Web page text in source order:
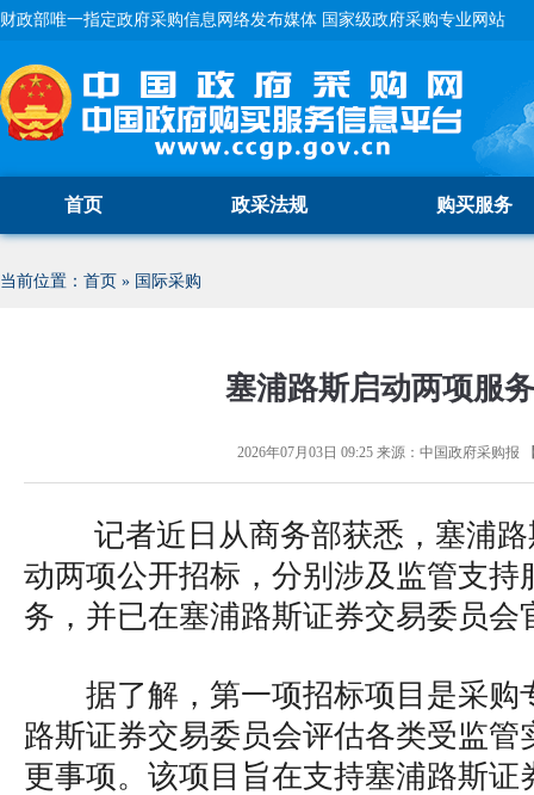
财政部唯一指定政府采购信息网络发布媒体 国家级政府采购专业网站
首页 政采法规 购买服务
当前位置： 首页 » 国际采购
塞浦路斯启动两项服
2026年07月03日 09:25来源： 中国政府采购报
记者近日从商务部获悉，塞浦
动两项公开招标，分别涉及监管支持
务，并已在塞浦路斯证券交易委员会
据了解，第一项招标项目是采购
路斯证券交易委员会评估各类受监管
更事项。该项目旨在支持塞浦路斯证